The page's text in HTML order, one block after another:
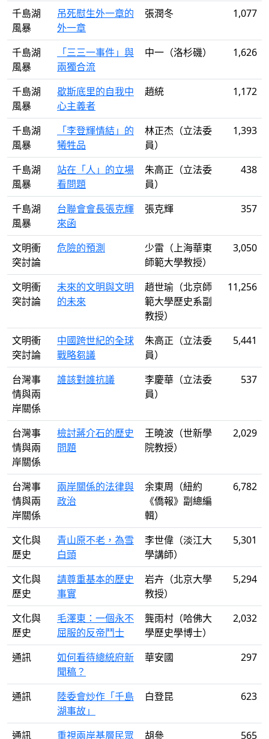
千島湖
風暴
吊死慰生外一章的
外一章
張潤冬 1,077
千島湖
風暴
「三三一事件」與
兩獨合流
中一（洛杉磯） 1,626
千島湖
風暴
歇斯底里的自我中
心主義者
趙統 1,172
千島湖
風暴
「李登輝情結」的
犧牲品
林正杰（立法委
員）
1,393
千島湖
風暴
站在「人」的立場
看問題
朱高正（立法委
員）
438
千島湖
風暴
台聯會會長張克輝
來函
張克輝 357
文明衝
突討論
危險的預測
少雷（上海華東
師範大學教授）
3,050
文明衝
突討論
未來的文明與文明
的未來
趙世瑜（北京師
範大學歷史系副
教授）
11,256
文明衝
突討論
中國跨世紀的全球
戰略芻議
朱高正（立法委
員）
5,441
台灣事
情與兩
岸關係
誰該對誰抗議
李慶華（立法委
員）
537
台灣事
情與兩
岸關係
檢討蔣介石的歷史
問題
王曉波（世新學
院教授）
2,029
台灣事
情與兩
岸關係
兩岸關係的法律與
政治
余東周（紐約
《僑報》副總編
輯）
6,782
文化與
歷史
青山原不老，為雪
白頭
李世偉（淡江大
學講師）
5,301
文化與
歷史
請尊重基本的歷史
事實
岩卉（北京大學
教授）
5,294
文化與
歷史
毛澤東：一個永不
屈服的反帝鬥士
龔雨村（哈佛大
學歷史學博士）
2,032
通訊
如何看待總統府新
聞稿？
華安國 297
通訊
陸委會炒作「千島
湖事故」
白登昆 623
通訊
重視兩岸基層民眾
胡參 565